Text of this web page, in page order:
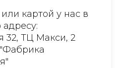
картой у нас в
адресу:
32, ТЦ Макси, 2